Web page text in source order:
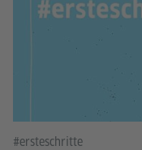
#ersteschritte